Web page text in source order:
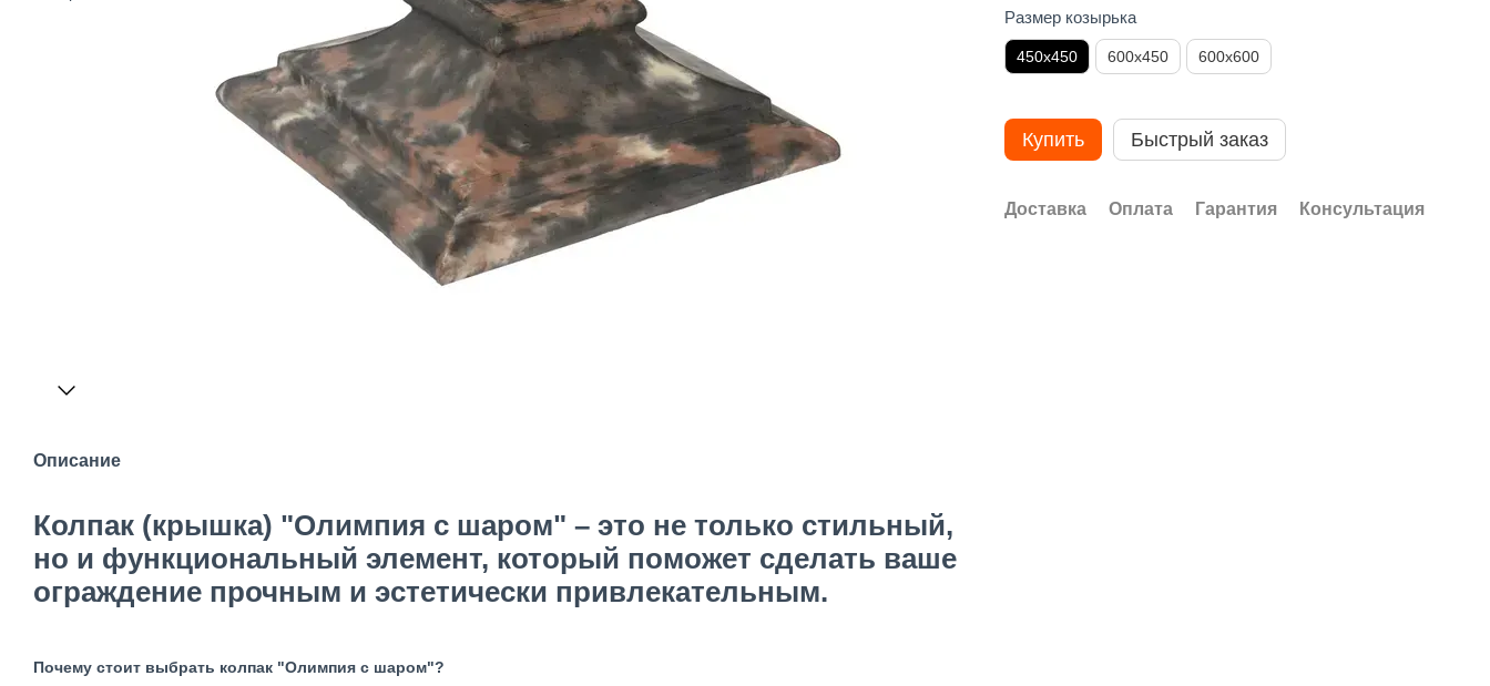
Описание
Колпак (крышка) "Олимпия с шаром" – это не только стильный,
но и функциональный элемент, который поможет сделать ваше
ограждение прочным и эстетически привлекательным.
Почему стоит выбрать колпак "Олимпия с шаром"?
Размер козырька
450х450 600х450 600х600
Купить Быстрый заказ
Доставка Оплата Гарантия Консультация